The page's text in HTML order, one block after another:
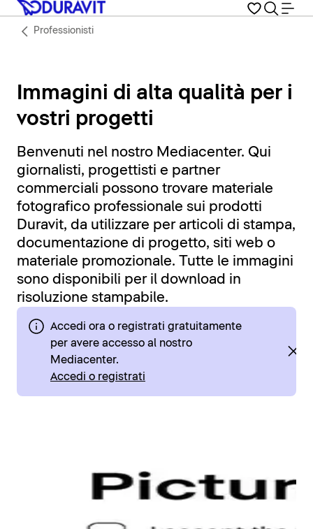
Professionisti
Immagini di alta qualità per i
vostri progetti
Benvenuti nel nostro Mediacenter. Qui
giornalisti, progettisti e partner
commerciali possono trovare materiale
fotografico professionale sui prodotti
Duravit, da utilizzare per articoli di stampa,
documentazione di progetto, siti web o
materiale promozionale. Tutte le immagini
sono disponibili per il download in
risoluzione stampabile.
Accedi ora o registrati gratuitamente
per avere accesso al nostro
Mediacenter.
Accedi o registrati